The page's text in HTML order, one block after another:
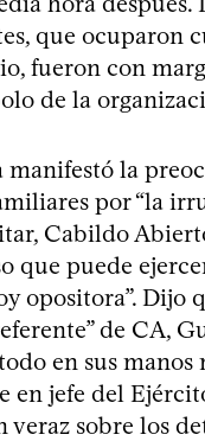
que ocuparon
fueron con
de la
manifestó la
por “la
Cabildo
que puede
opositora”. Dijo
de CA,
en sus manos
en jefe del
sobre los